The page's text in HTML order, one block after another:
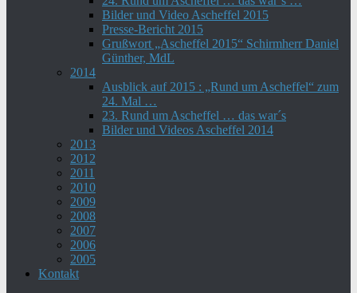
Bilder und Video Ascheffel 2015
Presse-Bericht 2015
Grußwort „Ascheffel 2015“ Schirmherr Daniel
Günther, MdL
2014
Ausblick auf 2015 : „Rund um Ascheffel“ zum
24. Mal …
23. Rund um Ascheffel … das war´s
Bilder und Videos Ascheffel 2014
2013
2012
2011
2010
2009
2008
2007
2006
2005
Kontakt